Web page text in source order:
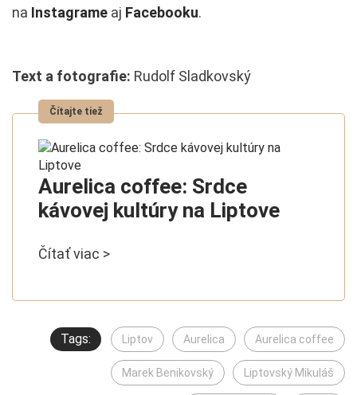
na Instagrame aj Facebooku.
Text a fotografie: Rudolf Sladkovský
Aurelica coffee: Srdce
kávovej kultúry na Liptove
Čítať viac >
Tags: Liptov Aurelica Aurelica coffee
Marek Benikovský Liptovský Mikuláš